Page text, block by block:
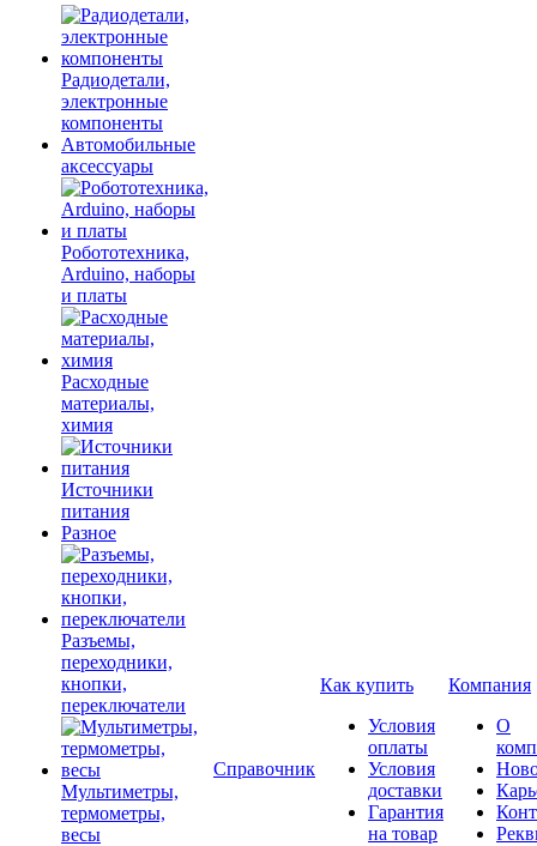
Радиодетали,
электронные
компоненты
Автомобильные
аксессуары
Робототехника,
Arduino, наборы
и платы
Расходные
материалы,
химия
Источники
питания
Разное
Разъемы,
переходники,
кнопки,
переключатели
Мультиметры,
термометры,
весы
Справочник
Как купить
Условия
оплаты
Условия
доставки
Гарантия
на товар
Компания
О